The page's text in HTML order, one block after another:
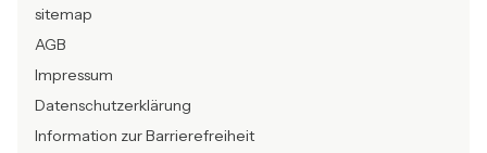
sitemap
AGB
Impressum
Datenschutzerklärung
Information zur Barrierefreiheit